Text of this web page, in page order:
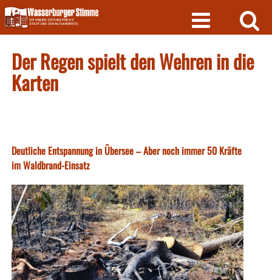
Skip
to
content
Der Regen spielt den Wehren in die
Karten
Deutliche Entspannung in Übersee – Aber noch immer 50 Kräfte
im Waldbrand-Einsatz